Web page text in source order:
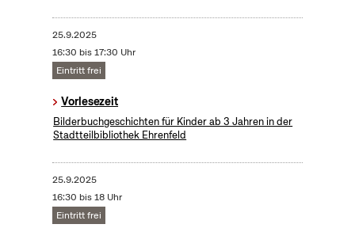
25.9.2025
16:30 bis 17:30 Uhr
Eintritt frei
Vorlesezeit
Bilderbuchgeschichten für Kinder ab 3 Jahren in der
Stadtteilbibliothek Ehrenfeld
25.9.2025
16:30 bis 18 Uhr
Eintritt frei